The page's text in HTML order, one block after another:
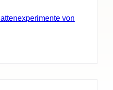
von